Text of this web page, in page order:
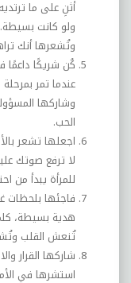
أثنِ على ما
ولو كانت
وتُشعرها أنك
كُن شريكًا داعمًا
عندما تمر
وشاركها
الحب.
اجعلها تشعر
لا ترفع صوتك
للمرأة يبدأ من
فاجئها بلحظات
هدية بسيطة،
تُنعش القلب
شاركها القرار
استشرها في